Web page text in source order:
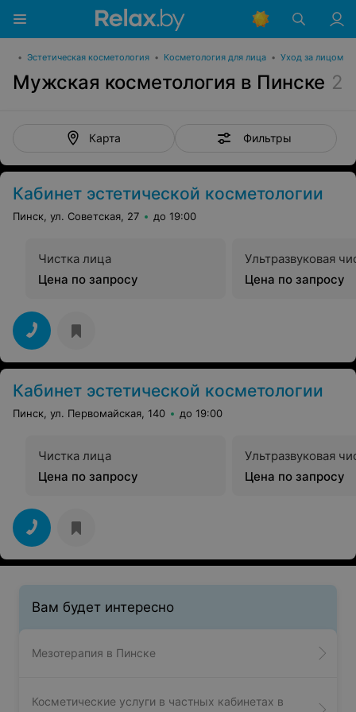
• Эстетическая косметология • Косметология для лица • Уход за лицом
Мужская косметология в Пинске 2
Карта Фильтры
Кабинет эстетической косметологии
Пинск, ул. Советская, 27 до 19:00
Чистка лица
Цена по запросу
Ультразвуковая
Цена по запросу
Кабинет эстетической косметологии
Пинск, ул. Первомайская, 140 до 19:00
Чистка лица
Цена по запросу
Ультразвуковая
Цена по запросу
Вам будет интересно
Мезотерапия в Пинске
Косметические услуги в частных кабинетах в